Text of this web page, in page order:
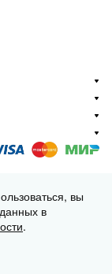
и
вы
в
.